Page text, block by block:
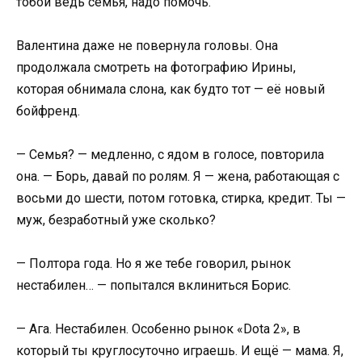
Валентина даже не повернула головы. Она
продолжала смотреть на фотографию Ирины,
которая обнимала слона, как будто тот — её новый
бойфренд.
— Семья? — медленно, с ядом в голосе, повторила
она. — Борь, давай по ролям. Я — жена, работающая с
восьми до шести, потом готовка, стирка, кредит. Ты —
муж, безработный уже сколько?
— Полтора года. Но я же тебе говорил, рынок
нестабилен… — попытался вклиниться Борис.
— Ага. Нестабилен. Особенно рынок «Dota 2», в
который ты круглосуточно играешь. И ещё — мама. Я,